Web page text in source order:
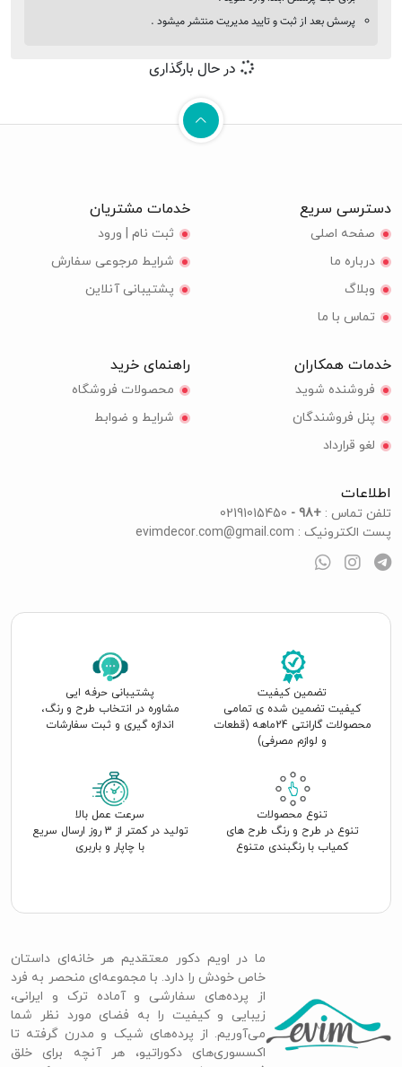
پرسش بعد از ثبت و تایید مدیریت منتشر میشود .
در حال بارگذاری
دسترسی سریع
صفحه اصلی
درباره ما
وبلاگ
تماس با ما
خدمات مشتریان
ثبت نام | ورود
شرایط مرجوعی سفارش
پشتیبانی آنلاین
خدمات همکاران
فروشنده شوید
پنل فروشندگان
لغو قرارداد
راهنمای خرید
محصولات فروشگاه
شرایط و ضوابط
اطلاعات
تلفن تماس : +98 -
02191015450
پست الکترونیک : evimdecor.com@gmail.com
تضمین کیفیت
کیفیت تضمین شده ی تمامی
محصولات گارانتی 24ماهه (قطعات
و لوازم مصرفی)
پشتیبانی حرفه ایی
مشاوره در انتخاب طرح و رنگ،
اندازه گیری و ثبت سفارشات
تنوع محصولات
تنوع در طرح و رنگ طرح های
کمیاب با رنگبندی متنوع
سرعت عمل بالا
تولید در کمتر از 3 روز ارسال سریع
با چاپار و باربری
ما در اویم دکور معتقدیم هر خانه‌ای داستان
خاص خودش را دارد. با مجموعه‌ای منحصر به فرد
از پرده‌های سفارشی و آماده ترک و ایرانی،
زیبایی و کیفیت را به فضای مورد نظر شما
می‌آوریم. از پرده‌های شیک و مدرن گرفته تا
اکسسوری‌های دکوراتیو، هر آنچه برای خلق